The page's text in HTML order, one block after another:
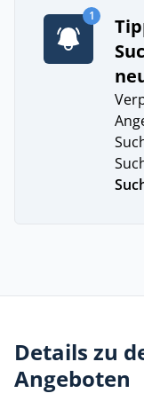
1
Details zu
Angeboten